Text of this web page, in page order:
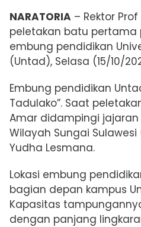
NARATORIA – Rektor
peletakan batu pertama
embung pendidikan
(Untad), Selasa (15/10/
Embung pendidikan
Tadulako”. Saat p
Amar didampingi jajaran
Wilayah Sungai Sulawesi
Yudha Lesmana.
Lokasi embung
bagian depan kampus
Kapasitas
dengan panjang